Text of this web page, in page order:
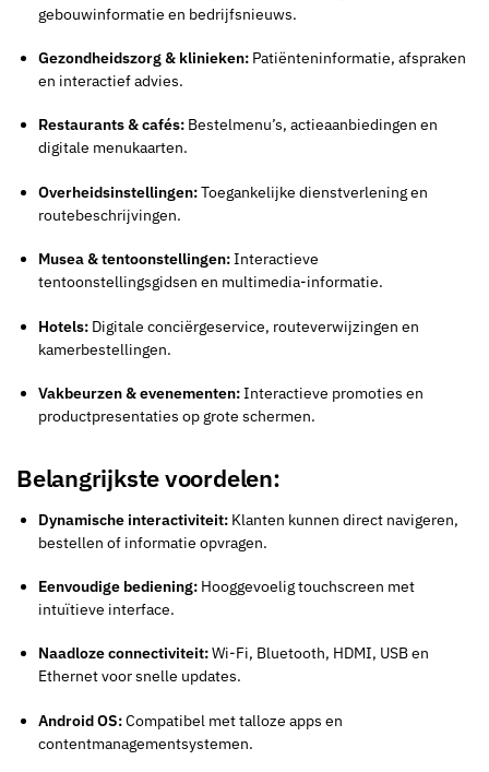
gebouwinformatie en bedrijfsnieuws.
Gezondheidszorg & klinieken: Patiënteninformatie, afspraken
en interactief advies.
Restaurants & cafés: Bestelmenu’s, actieaanbiedingen en
digitale menukaarten.
Overheidsinstellingen:Toegankelijke dienstverlening en
routebeschrijvingen.
Musea & tentoonstellingen:Interactieve
tentoonstellingsgidsen en multimedia-informatie.
Hotels: Digitale conciërgeservice, routeverwijzingen en
kamerbestellingen.
Vakbeurzen & evenementen:Interactieve promoties en
productpresentaties op grote schermen.
Belangrijkste voordelen:
Dynamische interactiviteit: Klanten kunnen direct navigeren,
bestellen of informatie opvragen.
Eenvoudige bediening: Hooggevoelig touchscreen met
intuïtieve interface.
Naadloze connectiviteit:Wi-Fi, Bluetooth, HDMI, USB en
Ethernet voor snelle updates.
Android OS:Compatibel met talloze apps en
contentmanagementsystemen.